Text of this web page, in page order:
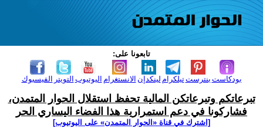
تابعونا على:
الفيسبوك التويتر اليوتيوب الانستغرام لينكدإن تيلكرامبنترست بودكاست
تبرعاتكم وتبرعاتكن المالية تحفظ استقلال الحوار المتمدن،
فشاركونا في دعم استمرارية هذا الفضاء اليساري الحر
[اشترك في قناة ‫«الحوار المتمدن» على اليوتيوب]